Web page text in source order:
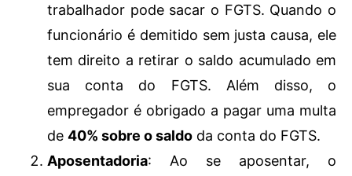
trabalhador pode sacar o FGTS. Quando o
funcionário é demitido sem justa causa, ele
tem direito a retirar o saldo acumulado em
sua conta do FGTS. Além disso, o
empregador é obrigado a pagar uma multa
de 40% sobre o saldo da conta do FGTS.
Aposentadoria: Ao se aposentar, o